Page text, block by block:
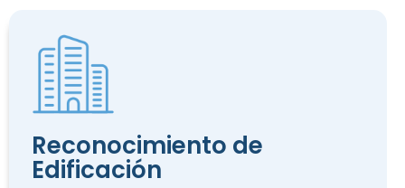
Reconocimiento de
Edificación